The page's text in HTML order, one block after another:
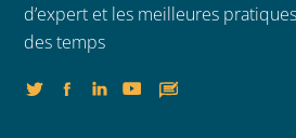
d’expert et les meilleures
des temps